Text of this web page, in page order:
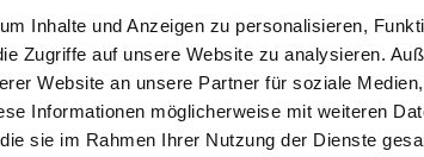
Inhalte und Anzeigen zu personalisieren,
Zugriffe auf unsere Website zu analysieren.
Website an unsere Partner für soziale
Informationen möglicherweise mit weiteren
sie im Rahmen Ihrer Nutzung der Dienste